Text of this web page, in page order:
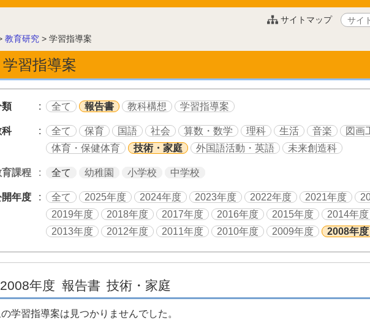
このページの本文へ
サイトマップ
教育研究 > 学習指導案
学習指導案
類 全て 報告書 教科構想 学習指導案
科 全て 保育 国語 社会 算数・数学 理科 生活 音楽
図画
体育・保健体育
技術・家庭 外国語活動・英語 未来創造科
育課程 全て 幼稚園 小学校 中学校
開年度 全て 2025年度 2024年度 2023年度 2022年度 2021年度
2019年度
2018年度 2017年度 2016年度 2015年度
2014年度
2013年度
2012年度 2011年度 2010年度 2009年度 2008年度
2008年度 報告書 技術・家庭
学習指導案は見つかりませんでした。